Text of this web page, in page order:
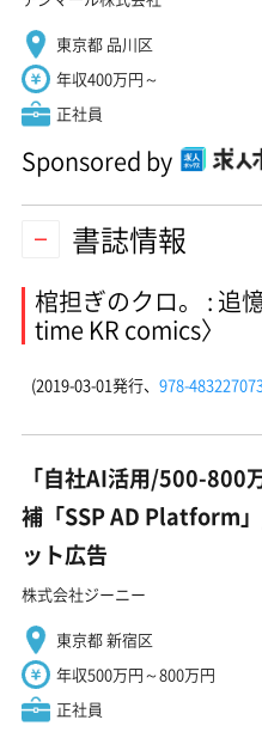
東京都 品川区
年収400万円～
正社員
Sponsored by
書誌情報
棺担ぎのクロ。 : 追
time KR comics〉
(2019-03-01発行、 978-
「自社AI活用/500-800
補「SSP AD Platform
ット広告
株式会社ジーニー
東京都 新宿区
年収500万円～800万円
正社員